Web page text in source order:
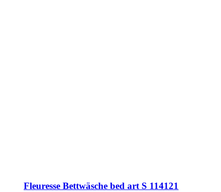
Fleuresse Bettwäsche bed art S 114121